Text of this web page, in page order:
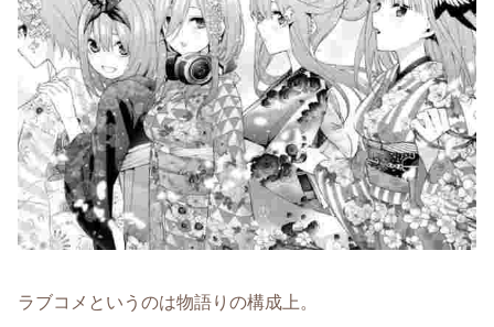
ラブコメというのは物語りの構成上。